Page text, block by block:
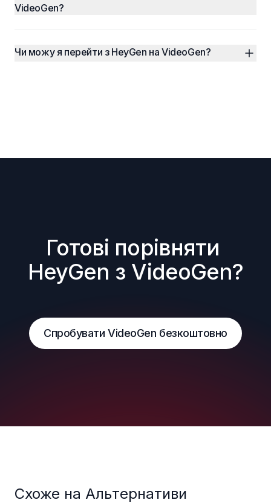
VideoGen?
Чи можу я перейти з HeyGen на VideoGen?
Готові порівняти
HeyGen з VideoGen?
Спробувати VideoGen безкоштовно
Схоже на Альтернативи